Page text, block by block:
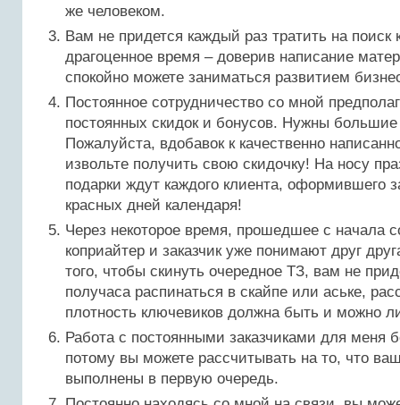
же человеком.
Вам не придется каждый раз тратить на поиск
драгоценное время – доверив написание
спокойно можете заниматься развитием
Постоянное сотрудничество со мной
постоянных скидок и бонусов. Нужны
Пожалуйста, вдобавок к качественно
извольте получить свою скидочку! На носу
подарки ждут каждого клиента, оформившего
красных дней календаря!
Через некоторое время, прошедшее с начала
коприайтер и заказчик уже понимают друг
того, чтобы скинуть очередное ТЗ, вам не
получаса распинаться в скайпе или аське,
плотность ключевиков должна быть и можно
Работа с постоянными заказчиками для меня
потому вы можете рассчитывать на то, что
выполнены в первую очередь.